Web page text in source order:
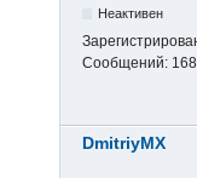
Неактивен
Сообщений: 168
DmitriyMX